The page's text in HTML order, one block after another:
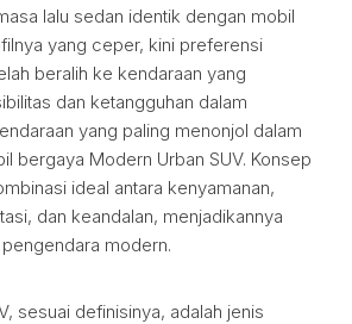
lalu sedan identik dengan mobil
yang ceper, kini preferensi
beralih ke kendaraan yang
dan ketangguhan dalam
yang paling menonjol dalam
bergaya Modern Urban SUV. Konsep
ideal antara kenyamanan,
dan keandalan, menjadikannya
modern.
sesuai definisinya, adalah jenis